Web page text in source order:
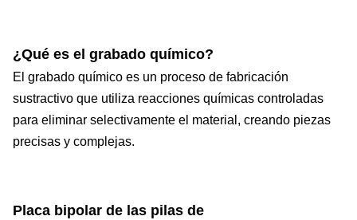
¿Qué es el grabado químico?
El grabado químico es un proceso de fabricación
sustractivo que utiliza reacciones químicas controladas
para eliminar selectivamente el material, creando piezas
precisas y complejas.
Placa bipolar de las pilas de